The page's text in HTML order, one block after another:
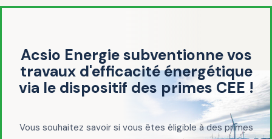
Acsio Energie subventionne vos
travaux d'efficacité énergétique
via le dispositif des primes CEE !
Vous souhaitez savoir si vous êtes éligible à des primes